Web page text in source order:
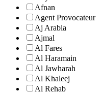
Afnan
Agent Provocateur
Aj Arabia
Ajmal
Al Fares
Al Haramain
Al Jawharah
Al Khaleej
Al Rehab